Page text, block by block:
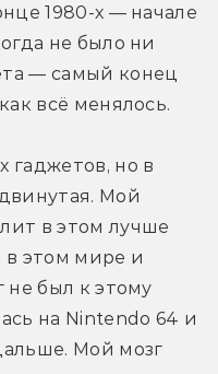
1980-х — начале
не было ни
— самый конец
всё менялось.
гаджетов, но в
Мой
в этом лучше
в этом мире и
не был к этому
на Nintendo 64 и
Мой мозг